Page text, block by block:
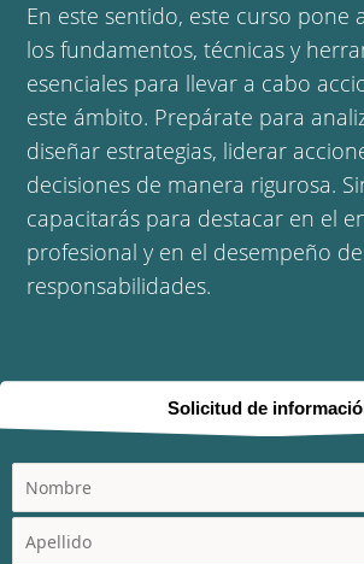
En este sentido, este curso pone
los fundamentos, técnicas y
esenciales para llevar a cabo
este ámbito. Prepárate para
diseñar estrategias, liderar
decisiones de manera rigurosa.
capacitarás para destacar en el
profesional y en el desempeño
responsabilidades.
Solicitud de